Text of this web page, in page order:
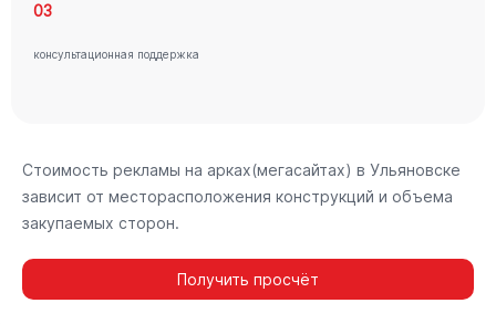
03
консультационная поддержка
Стоимость рекламы на арках(мегасайтах) в Ульяновске
зависит от месторасположения конструкций и объема
закупаемых сторон.
Получить просчёт